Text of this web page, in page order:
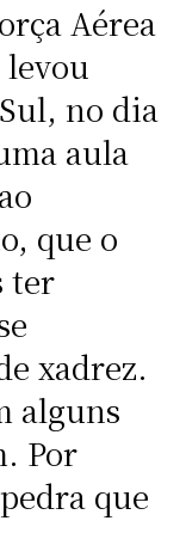
Aérea
levou
no dia
aula
que o
ter
xadrez.
alguns
Por
que